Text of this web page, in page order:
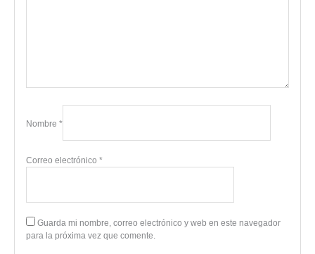
Nombre *
Correo electrónico *
Guarda mi nombre, correo electrónico y web en este navegador
para la próxima vez que comente.